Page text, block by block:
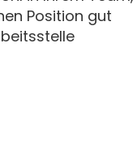
Position gut